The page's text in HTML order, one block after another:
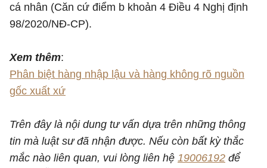
cá nhân (Căn cứ điểm b khoản 4 Điều 4 Nghị định
98/2020/NĐ-CP).
Xem thêm:
Phân biệt hàng nhập lậu và hàng không rõ nguồn
gốc xuất xứ
Trên đây là nội dung tư vấn dựa trên những thông
tin mà luật sư đã nhận được. Nếu còn bất kỳ thắc
mắc nào liên quan, vui lòng liên hệ 19006192 để